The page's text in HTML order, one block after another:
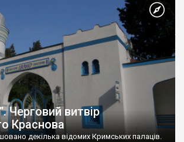
Черговий витвір
Краснова
декілька відомих Кримських палаців.